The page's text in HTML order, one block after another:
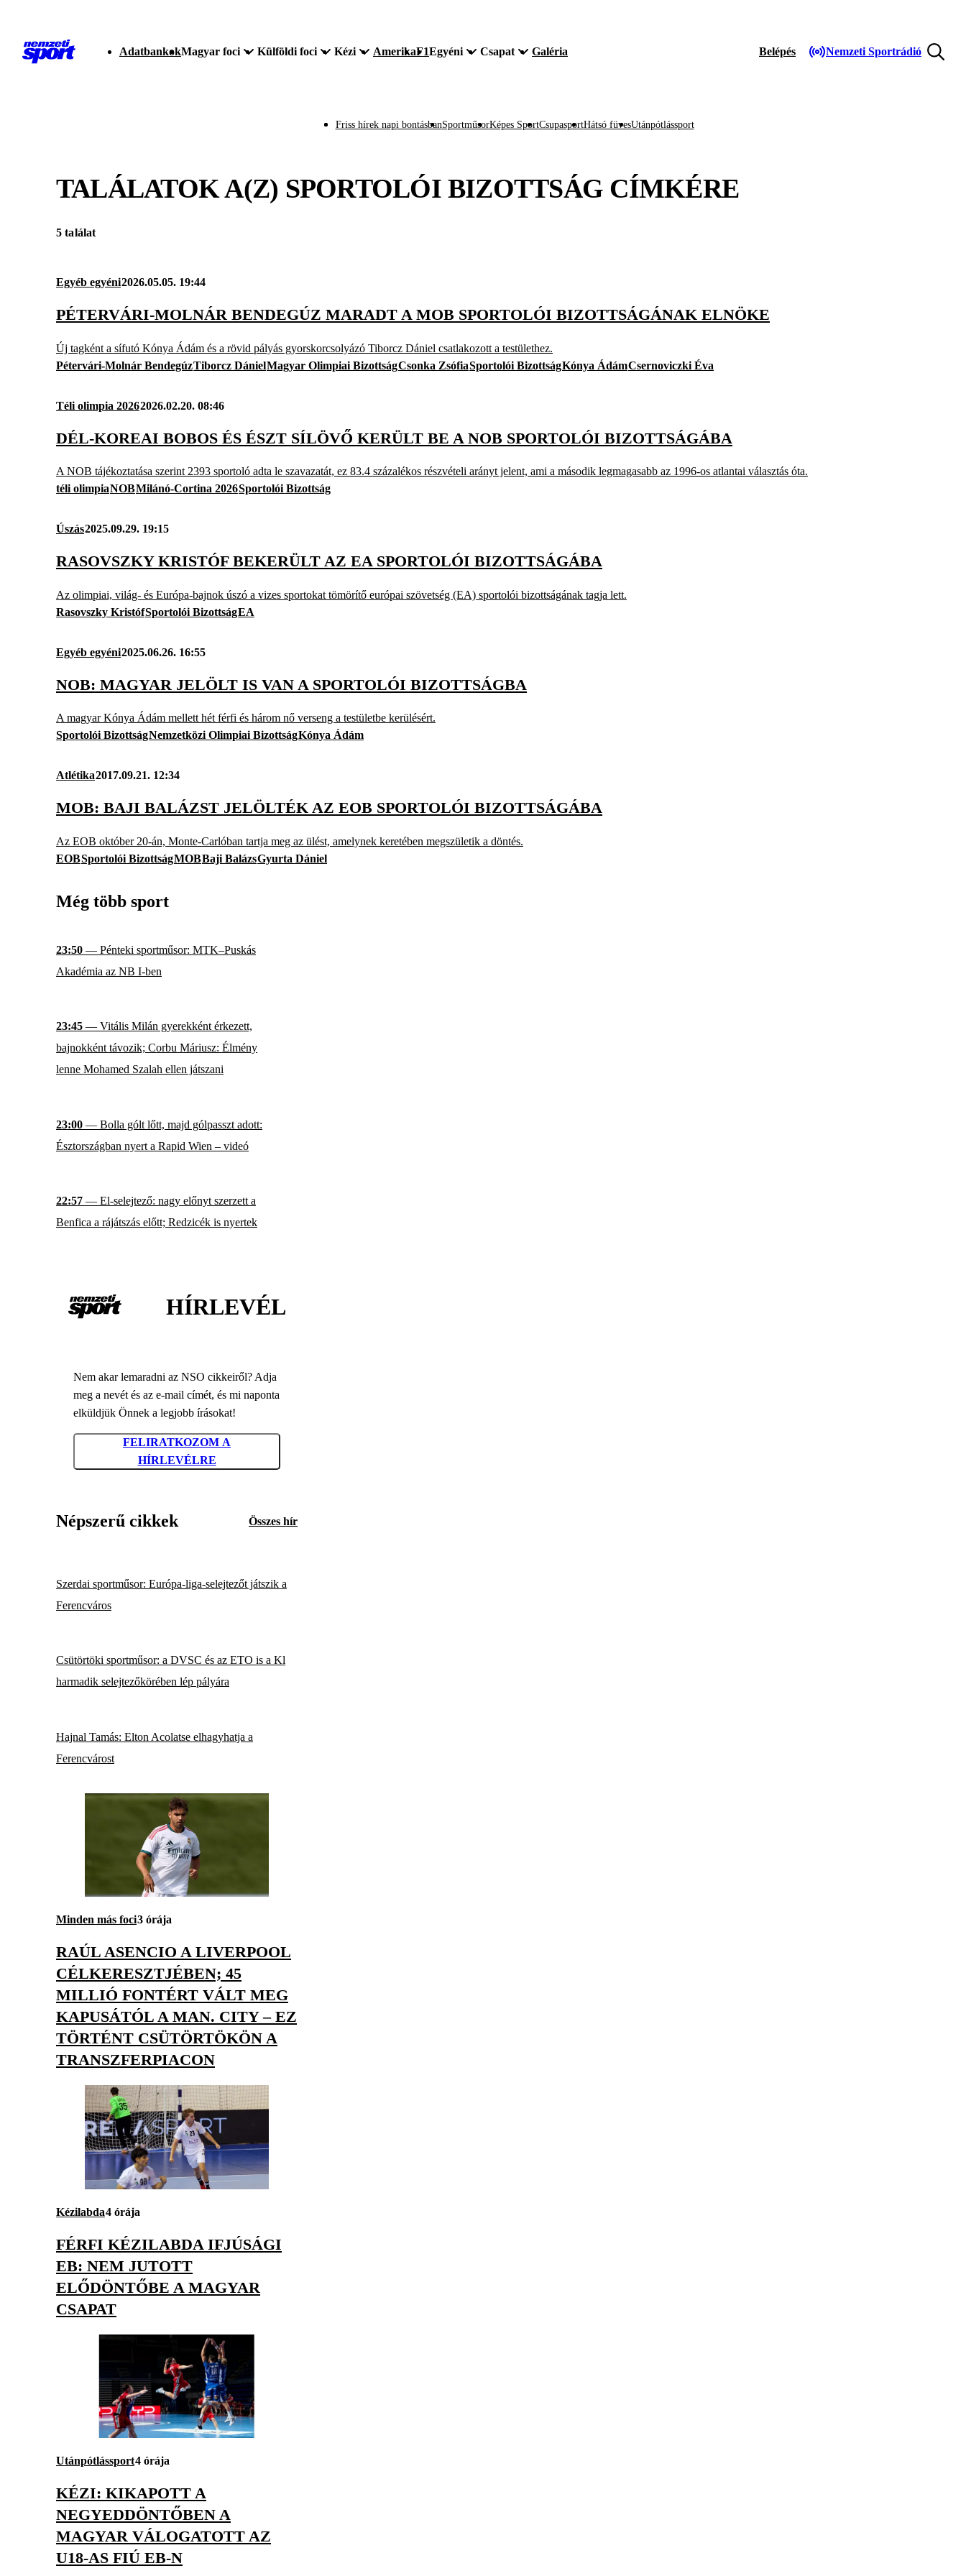
AdatbankokMagyar foci Külföldi foci Kézi AmerikaF1Egyéni Csapat Galéria Belépés Nemzeti Sportrádió
Friss hírek napi bontásbanSportműsorKépes SportCsupasportHátsó füvesUtánpótlássport
TALÁLATOK A(Z) SPORTOLÓI BIZOTTSÁG CÍMKÉRE
5 találat
Egyéb egyéni2026.05.05. 19:44
PÉTERVÁRI-MOLNÁR BENDEGÚZ MARADT A MOB SPORTOLÓI BIZOTTSÁGÁNAK ELNÖKE
Új tagként a sífutó Kónya Ádám és a rövid pályás gyorskorcsolyázó Tiborcz Dániel csatlakozott a testülethez.
Pétervári-Molnár BendegúzTiborcz DánielMagyar Olimpiai BizottságCsonka ZsófiaSportolói BizottságKónya ÁdámCsernoviczki Éva
Téli olimpia 20262026.02.20. 08:46
DÉL-KOREAI BOBOS ÉS ÉSZT SÍLÖVŐ KERÜLT BE A NOB SPORTOLÓI BIZOTTSÁGÁBA
A NOB tájékoztatása szerint 2393 sportoló adta le szavazatát, ez 83.4 százalékos részvételi arányt jelent, ami a második legmagasabb az 1996-os atlantai választás óta.
téli olimpiaNOBMilánó-Cortina 2026Sportolói Bizottság
Úszás2025.09.29. 19:15
RASOVSZKY KRISTÓF BEKERÜLT AZ EA SPORTOLÓI BIZOTTSÁGÁBA
Az olimpiai, világ- és Európa-bajnok úszó a vizes sportokat tömörítő európai szövetség (EA) sportolói bizottságának tagja lett.
Rasovszky KristófSportolói BizottságEA
Egyéb egyéni2025.06.26. 16:55
NOB: MAGYAR JELÖLT IS VAN A SPORTOLÓI BIZOTTSÁGBA
A magyar Kónya Ádám mellett hét férfi és három nő verseng a testületbe kerülésért.
Sportolói BizottságNemzetközi Olimpiai BizottságKónya Ádám
Atlétika2017.09.21. 12:34
MOB: BAJI BALÁZST JELÖLTÉK AZ EOB SPORTOLÓI BIZOTTSÁGÁBA
Az EOB október 20-án, Monte-Carlóban tartja meg az ülést, amelynek keretében megszületik a döntés.
EOBSportolói BizottságMOBBaji BalázsGyurta Dániel
Még több sport
23:50 — Pénteki sportműsor: MTK–Puskás
Akadémia az NB I-ben
23:45 — Vitális Milán gyerekként érkezett,
bajnokként távozik; Corbu Máriusz: Élmény
lenne Mohamed Szalah ellen játszani
23:00 — Bolla gólt lőtt, majd gólpasszt adott:
Észtországban nyert a Rapid Wien – videó
22:57 — El-selejtező: nagy előnyt szerzett a
Benfica a rájátszás előtt; Redzicék is nyertek
HÍRLEVÉL
Nem akar lemaradni az NSO cikkeiről? Adja
meg a nevét és az e-mail címét, és mi naponta
elküldjük Önnek a legjobb írásokat!
FELIRATKOZOM A
HÍRLEVÉLRE
Népszerű cikkek Összes hír
Szerdai sportműsor: Európa-liga-selejtezőt játszik a
Ferencváros
Csütörtöki sportműsor: a DVSC és az ETO is a Kl
harmadik selejtezőkörében lép pályára
Hajnal Tamás: Elton Acolatse elhagyhatja a
Ferencvárost
Minden más foci3 órája
RAÚL ASENCIO A LIVERPOOL
CÉLKERESZTJÉBEN; 45
MILLIÓ FONTÉRT VÁLT MEG
KAPUSÁTÓL A MAN. CITY – EZ
TÖRTÉNT CSÜTÖRTÖKÖN A
TRANSZFERPIACON
Kézilabda4 órája
FÉRFI KÉZILABDA IFJÚSÁGI
EB: NEM JUTOTT
ELŐDÖNTŐBE A MAGYAR
CSAPAT
Utánpótlássport4 órája
KÉZI: KIKAPOTT A
NEGYEDDÖNTŐBEN A
MAGYAR VÁLOGATOTT AZ
U18-AS FIÚ EB-N